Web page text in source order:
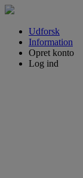
Udforsk
Information
Opret konto
Log ind